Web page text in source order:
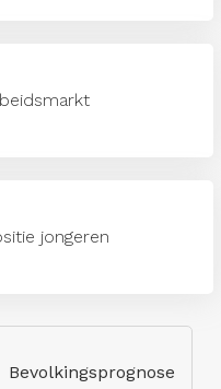
jongeren
Bevolkingsprognose